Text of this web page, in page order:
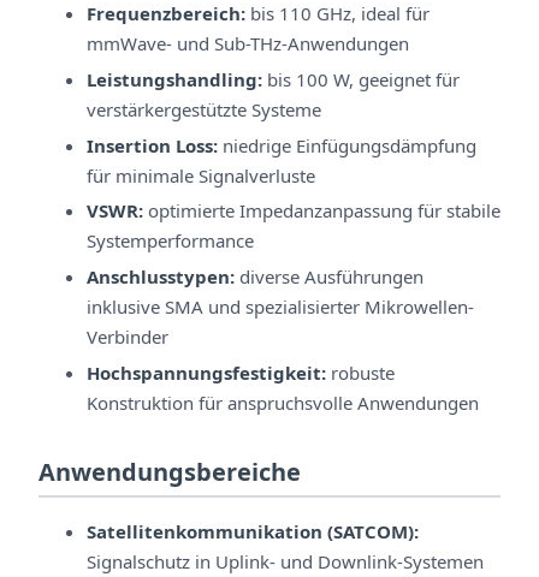
Frequenzbereich: bis 110 GHz, ideal für
mmWave- und Sub-THz-Anwendungen
Leistungshandling: bis 100 W, geeignet für
verstärkergestützte Systeme
Insertion Loss: niedrige Einfügungsdämpfung
für minimale Signalverluste
VSWR: optimierte Impedanzanpassung für stabile
Systemperformance
Anschlusstypen: diverse Ausführungen
inklusive SMA und spezialisierter Mikrowellen-
Verbinder
Hochspannungsfestigkeit: robuste
Konstruktion für anspruchsvolle Anwendungen
Anwendungsbereiche
Satellitenkommunikation (SATCOM):
Signalschutz in Uplink- und Downlink-Systemen